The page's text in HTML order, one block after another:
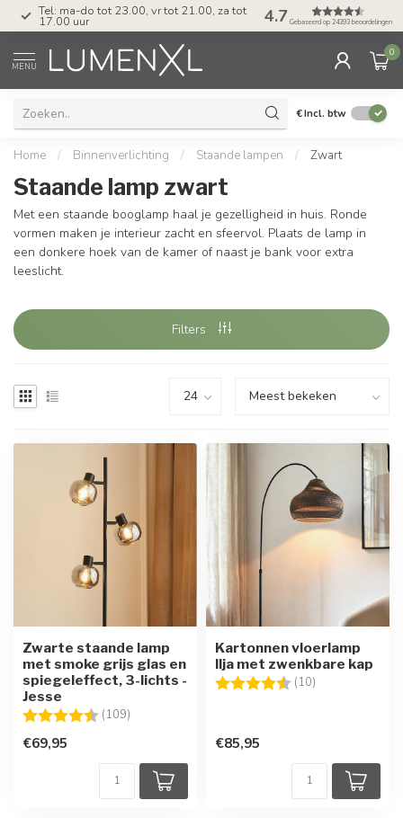
Tel: ma-do tot 23.00, vr tot 21.00, za tot
17.00 uur 4.7 Gebaseerd op 24393 beoordelingen
MENU
0
€Incl. btw
Home / Binnenverlichting / Staande lampen / Zwart
Staande lamp zwart
Met een staande booglamp haal je gezelligheid in huis. Ronde
vormen maken je interieur zacht en sfeervol. Plaats de lamp in
een donkere hoek van de kamer of naast je bank voor extra
leeslicht.
Filters
Zwarte staande lamp
met smoke grijs glas en
spiegeleffect, 3-lichts -
Jesse
Beoordeling: (109)
€69,95
Kartonnen vloerlamp
Ilja met zwenkbare kap
Beoordeling: (10)
€85,95